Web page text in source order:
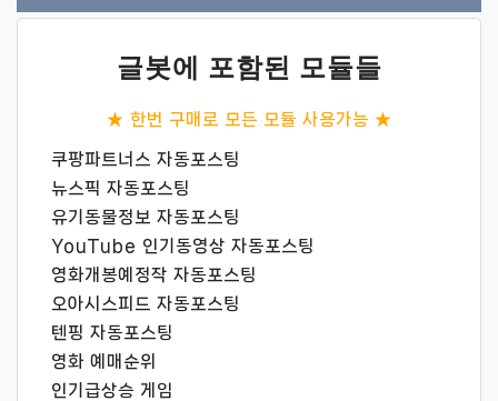
글봇에 포함된 모듈들
★ 한번 구매로 모든 모듈 사용가능 ★
쿠팡파트너스 자동포스팅
뉴스픽 자동포스팅
유기동물정보 자동포스팅
YouTube 인기동영상 자동포스팅
영화개봉예정작 자동포스팅
오아시스피드 자동포스팅
텐핑 자동포스팅
영화 예매순위
인기급상승 게임